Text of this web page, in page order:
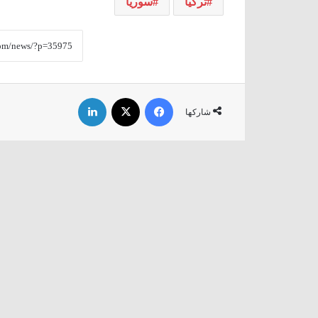
شاركها
فيسبوك